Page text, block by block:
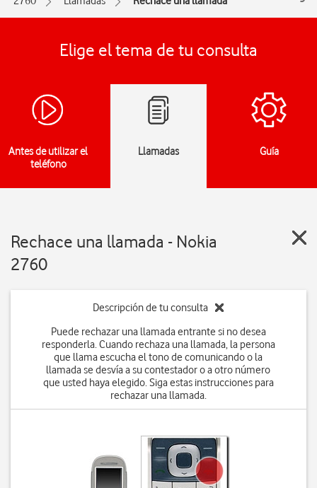
Elige el tema de tu consulta
Antes de utilizar el
teléfono
Llamadas Guía
Rechace una llamada - Nokia
2760
Descripción de tu consulta
Puede rechazar una llamada entrante si no desea
responderla. Cuando rechaza una llamada, la persona
que llama escucha el tono de comunicando o la
llamada se desvía a su contestador o a otro número
que usted haya elegido. Siga estas instrucciones para
rechazar una llamada.